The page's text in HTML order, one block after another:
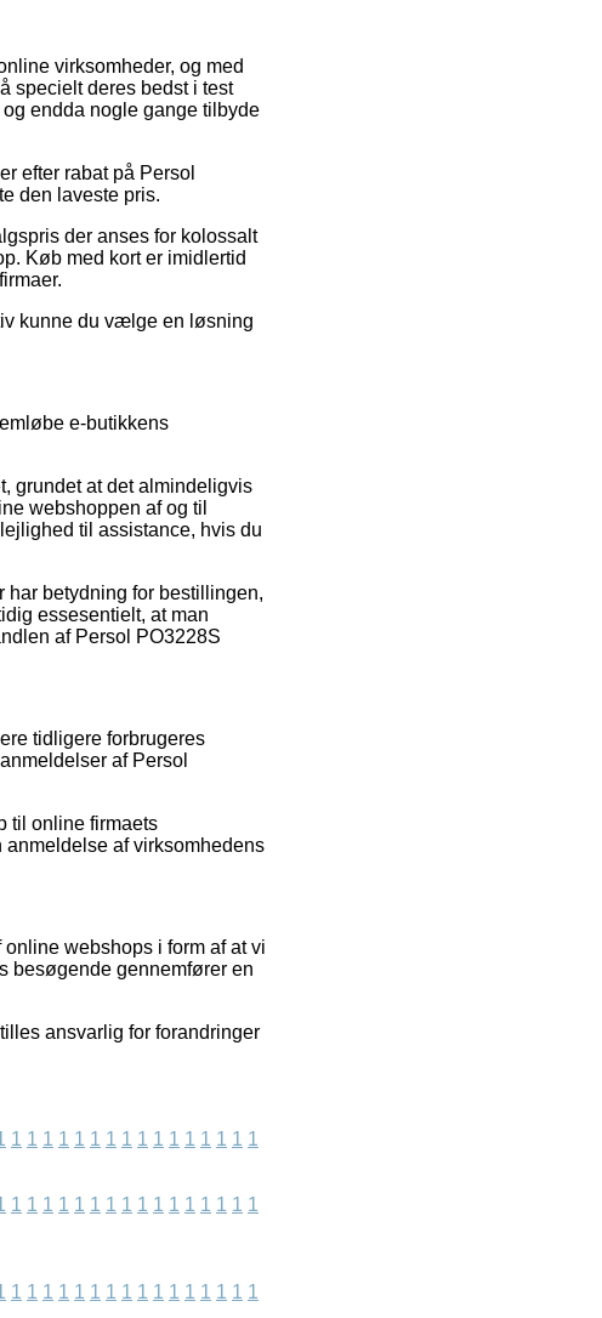
virksomheder, og med
specielt deres bedst i test
endda nogle gange tilbyde
efter rabat på Persol
den laveste pris.
der anses for kolossalt
Køb med kort er imidlertid
kunne du vælge en løsning
e-butikkens
grundet at det almindeligvis
webshoppen af og til
til assistance, hvis du
har betydning for bestillingen,
essesentielt, at man
af Persol PO3228S
tidligere forbrugeres
af Persol
til online firmaets
af virksomhedens
webshops i form af at vi
besøgende gennemfører en
ansvarlig for forandringer
1 1 1 1 1 1 1 1 1 1 1 1 1 1 1 1
1 1 1 1 1 1 1 1 1 1 1 1 1 1 1 1
1 1 1 1 1 1 1 1 1 1 1 1 1 1 1 1